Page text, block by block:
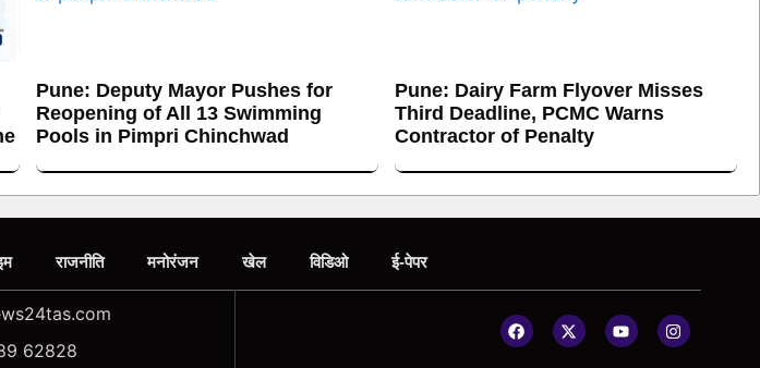
Pune: Deputy Mayor Pushes for
Reopening of All 13 Swimming
Pools in Pimpri Chinchwad
Pune: Dairy Farm Flyover Misses
Third Deadline, PCMC Warns
Contractor of Penalty
राजनीति मनोरंजन खेल विडिओ ई-पेपर
62828